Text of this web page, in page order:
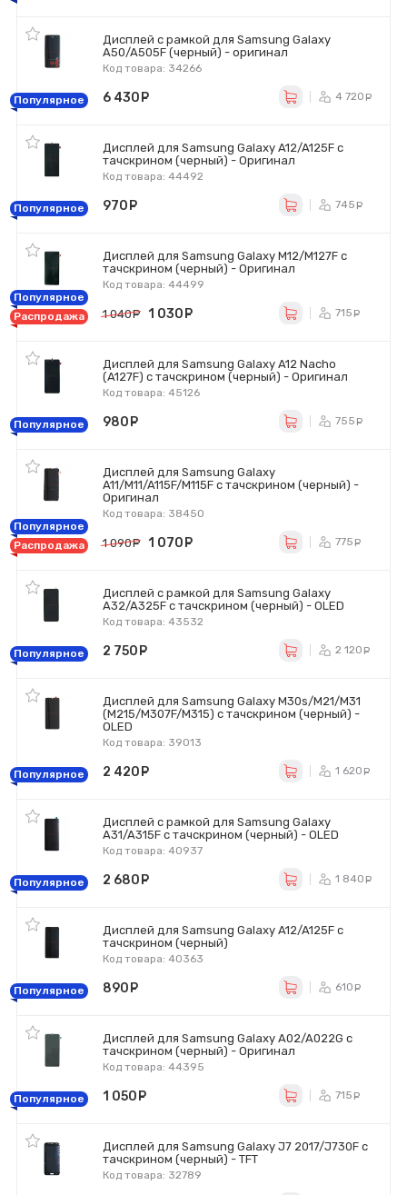
Дисплей с рамкой для Samsung Galaxy
A50/A505F (черный) - оригинал
Код товара: 34266
Популярное 6 430 4 720
Дисплей для Samsung Galaxy A12/A125F с
тачскрином (черный) - Оригинал
Код товара: 44492
Популярное 970 745
Дисплей для Samsung Galaxy M12/M127F с
тачскрином (черный) - Оригинал
Код товара: 44499
Популярное
Распродажа
1 040 руб.
1 030 715
Дисплей для Samsung Galaxy A12 Nacho
(A127F) с тачскрином (черный) - Оригинал
Код товара: 45126
Популярное 980 755
Дисплей для Samsung Galaxy
A11/M11/A115F/M115F с тачскрином (черный) -
Оригинал
Код товара: 38450
Популярное
Распродажа
1 090 руб.
1 070 775
Дисплей с рамкой для Samsung Galaxy
A32/A325F с тачскрином (черный) - OLED
Код товара: 43532
Популярное 2 750 2 120
Дисплей для Samsung Galaxy M30s/M21/M31
(M215/M307F/M315) с тачскрином (черный) -
OLED
Код товара: 39013
Популярное 2 420 1 620
Дисплей с рамкой для Samsung Galaxy
A31/A315F с тачскрином (черный) - OLED
Код товара: 40937
Популярное 2 680 1 840
Дисплей для Samsung Galaxy A12/A125F с
тачскрином (черный)
Код товара: 40363
Популярное 890 610
Дисплей для Samsung Galaxy A02/A022G с
тачскрином (черный) - Оригинал
Код товара: 44395
Популярное 1 050 715
Дисплей для Samsung Galaxy J7 2017/J730F с
тачскрином (черный) - TFT
Код товара: 32789